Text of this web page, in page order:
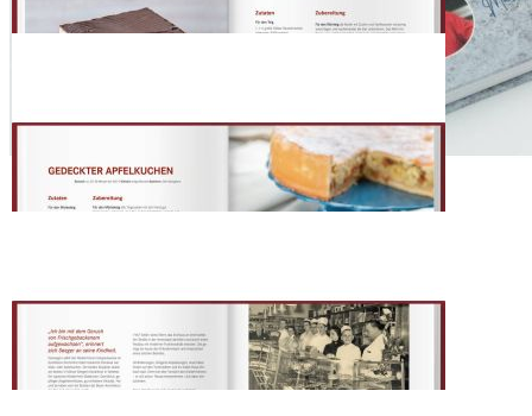
So backt der bodenständige Konfiseur in der Backstube im eigenen
Haus, wo auch seine Frau und sein Sohn wohnen, und bietet seine
schmackhaft schönen Torten direkt im eigenen Café an. Einmal in
der Woche zeigt er den rund 150.000 Zuschauern der beliebten
Fernsehsendung, wie er die eingeschickten Lieblingsrezepte der
Zuschauer in eindrucksvolle Meisterstücke verwandelt.
Ob es nun ein Kuchen zum Muttertag sein soll, eine Torte zur
Kommunion, ein klassischer Geburtstagskuchen oder eine
• Mein Lieblingskuchen: Eine Auswahl der besten Rezeptideen aus
über 150 Sendungen für Sie erprobt und zusammengestellt
• Lust auf Backen: Schritt für Schritt bebilderte Backanleitungen für
Back-Anfänger, damit der Kuchen garantiert gelingt